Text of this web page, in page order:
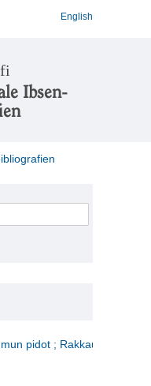
English
Ibsen-
pidot ; Rakkauden